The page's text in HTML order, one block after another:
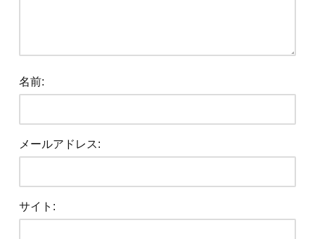
名前:
メールアドレス:
サイト: